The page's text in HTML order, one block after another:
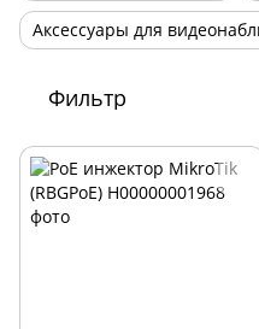
Аксессуары для
Фильтр